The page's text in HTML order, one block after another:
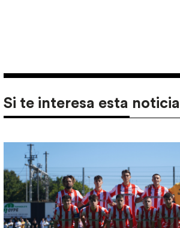
Si te interesa esta noticia